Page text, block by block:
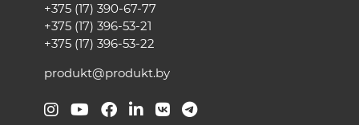
+375 (17) 390-67-77
+375 (17) 396-53-21
+375 (17) 396-53-22
produkt@produkt.by